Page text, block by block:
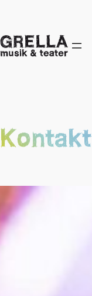
Kontakt